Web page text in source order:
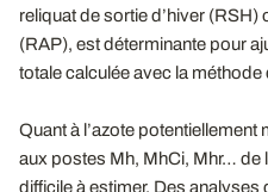
reliquat de sortie d’hiver (RSH)
(RAP), est déterminante pour
totale calculée avec la méthode
Quant à l’azote
aux postes Mh, MhCi, Mhr… de
difficile à estimer. Des analyses